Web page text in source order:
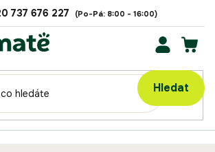
Hledat
737 676 227